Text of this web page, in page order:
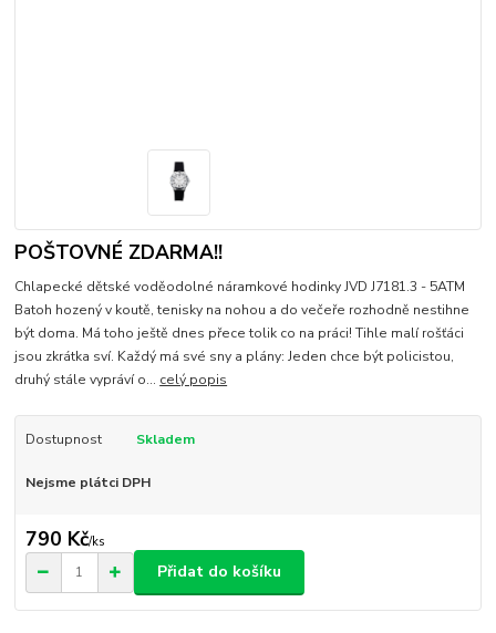
POŠTOVNÉ ZDARMA!!
Chlapecké dětské voděodolné náramkové hodinky JVD J7181.3 - 5ATM
Batoh hozený v koutě, tenisky na nohou a do večeře rozhodně nestihne
být doma. Má toho ještě dnes přece tolik co na práci! Tihle malí rošťáci
jsou zkrátka sví. Každý má své sny a plány: Jeden chce být policistou,
druhý stále vypráví o... celý popis
Dostupnost Skladem
Nejsme plátci DPH
790 Kč/ks
Přidat do košíku